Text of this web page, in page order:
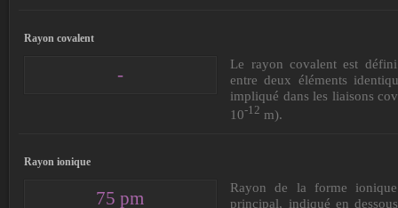
Rayon covalent
-
Le rayon covalent est
entre deux éléments
impliqué dans les liaisons
10-12 m).
Rayon ionique
75 pm
Rayon de la forme
principal, indiqué en